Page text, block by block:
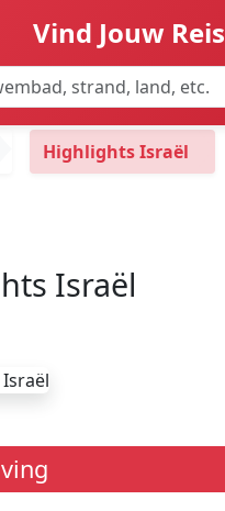
Vind Jouw Reis
Highlights Israël
Israël